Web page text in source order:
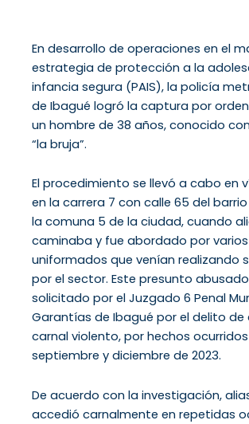
En desarrollo de operaciones en el
estrategia de protección a la
infancia segura (PAIS), la policía
de Ibagué logró la captura por
un hombre de 38 años, conocido
“la bruja”.
El procedimiento se llevó a cabo en
en la carrera 7 con calle 65 del
la comuna 5 de la ciudad, cuando
caminaba y fue abordado por varios
uniformados que venían realizando
por el sector. Este presunto
solicitado por el Juzgado 6 Penal
Garantías de Ibagué por el delito de
carnal violento, por hechos ocurridos
septiembre y diciembre de 2023.
De acuerdo con la investigación,
accedió carnalmente en repetidas